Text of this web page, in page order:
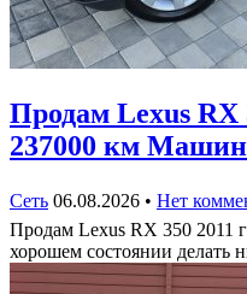
Продам Lexus RX
237000 км
Сеть 06.08.2026 • Нет
Продам Lexus RX 350 2011
хорошем состоянии делать